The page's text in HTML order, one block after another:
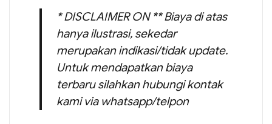
* DISCLAIMER ON ** Biaya di atas
hanya ilustrasi, sekedar
merupakan indikasi/tidak update.
Untuk mendapatkan biaya
terbaru silahkan hubungi kontak
kami via whatsapp/telpon